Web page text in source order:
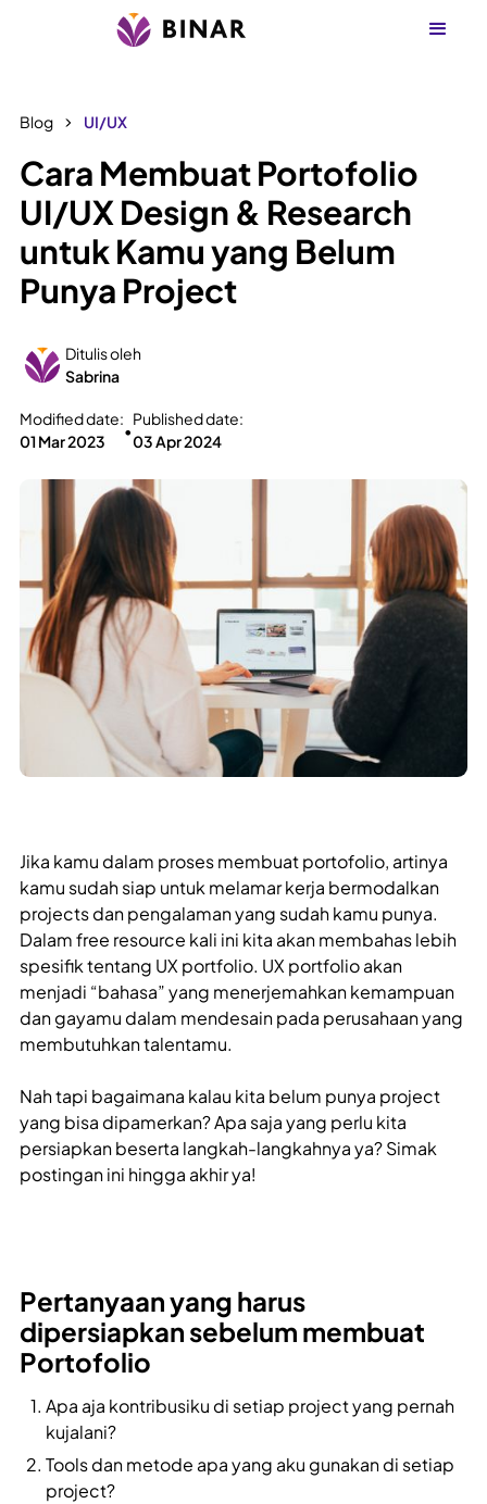
Blog UI/UX
Cara Membuat Portofolio
UI/UX Design & Research
untuk Kamu yang Belum
Punya Project
Ditulis oleh
Sabrina
Modified date:
01 Mar 2023
•
Published date:
03 Apr 2024
Jika kamu dalam proses membuat portofolio, artinya
kamu sudah siap untuk melamar kerja bermodalkan
projects dan pengalaman yang sudah kamu punya.
Dalam free resource kali ini kita akan membahas lebih
spesifik tentang UX portfolio. UX portfolio akan
menjadi “bahasa” yang menerjemahkan kemampuan
dan gayamu dalam mendesain pada perusahaan yang
membutuhkan talentamu.
Nah tapi bagaimana kalau kita belum punya project
yang bisa dipamerkan? Apa saja yang perlu kita
persiapkan beserta langkah-langkahnya ya? Simak
postingan ini hingga akhir ya!
Pertanyaan yang harus
dipersiapkan sebelum membuat
Portofolio
Apa aja kontribusiku di setiap project yang pernah
kujalani?
Tools dan metode apa yang aku gunakan di setiap
project?